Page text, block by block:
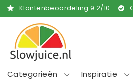
Klantenbeoordeling 9.2/10
Categorieën Inspiratie